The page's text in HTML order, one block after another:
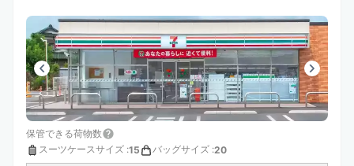
保管できる荷物数
スーツケースサイズ :15 バッグサイズ :20